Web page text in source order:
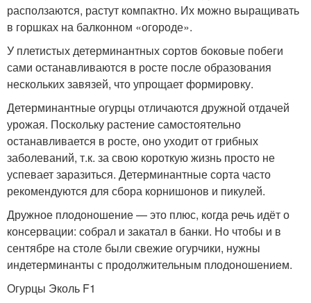
расползаются, растут компактно. Их можно выращивать
в горшках на балконном «огороде».
У плетистых детерминантных сортов боковые побеги
сами останавливаются в росте после образования
нескольких завязей, что упрощает формировку.
Детерминантные огурцы отличаются дружной отдачей
урожая. Поскольку растение самостоятельно
останавливается в росте, оно уходит от грибных
заболеваний, т.к. за свою короткую жизнь просто не
успевает заразиться. Детерминантные сорта часто
рекомендуются для сбора корнишонов и пикулей.
Дружное плодоношение — это плюс, когда речь идёт о
консервации: собрал и закатал в банки. Но чтобы и в
сентябре на столе были свежие огурчики, нужны
индетерминанты с продолжительным плодоношением.
Огурцы Эколь F1